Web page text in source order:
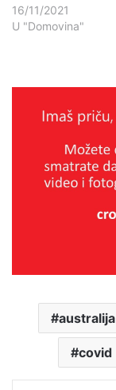
16/11/2021
U "Domovina"
australija
covid